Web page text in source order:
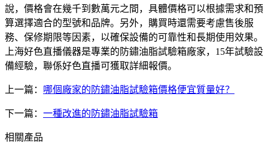
說，價格會在幾千到數萬元之間，具體價格可以根據需求和預
算選擇適合的型號和品牌。另外，購買時還需要考慮售後服
務、保修期限等因素，以確保設備的可靠性和長期使用效果。
上海好色直播儀器是專業的防鏽油脂試驗箱廠家，15年試驗設
備經驗，聯係好色直播可獲取詳細報價。
上一篇： 哪個廠家的防鏽油脂試驗箱價格便宜質量好？
下一篇： 一種改進的防鏽油脂試驗箱
相關產品